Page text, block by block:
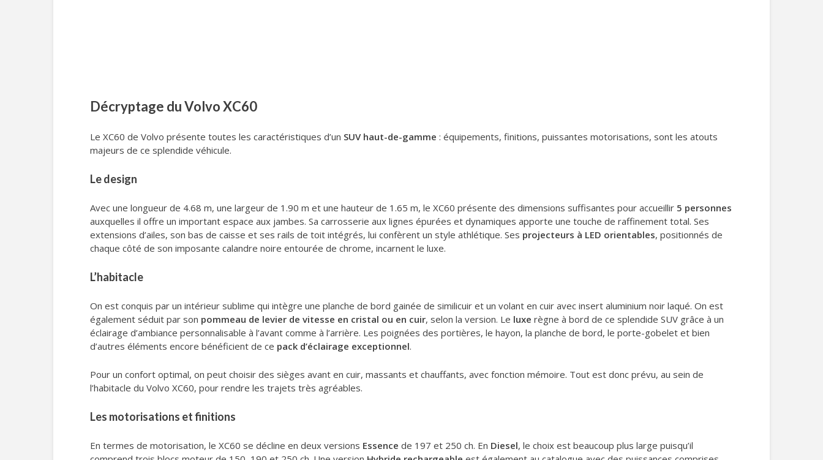
Décryptage du Volvo XC60
Le XC60 de Volvo présente toutes les caractéristiques d’un SUV haut-de-gamme : équipements, finitions, puissantes motorisations, sont les atouts
majeurs de ce splendide véhicule.
Le design
Avec une longueur de 4.68 m, une largeur de 1.90 m et une hauteur de 1.65 m, le XC60 présente des dimensions suffisantes pour accueillir 5 personnes
auxquelles il offre un important espace aux jambes. Sa carrosserie aux lignes épurées et dynamiques apporte une touche de raffinement total. Ses
extensions d’ailes, son bas de caisse et ses rails de toit intégrés, lui confèrent un style athlétique. Ses projecteurs à LED orientables, positionnés de
chaque côté de son imposante calandre noire entourée de chrome, incarnent le luxe.
L’habitacle
On est conquis par un intérieur sublime qui intègre une planche de bord gainée de similicuir et un volant en cuir avec insert aluminium noir laqué. On est
également séduit par son pommeau de levier de vitesse en cristal ou en cuir, selon la version. Le luxe règne à bord de ce splendide SUV grâce à un
éclairage d’ambiance personnalisable à l’avant comme à l’arrière. Les poignées des portières, le hayon, la planche de bord, le porte-gobelet et bien
d’autres éléments encore bénéficient de ce pack d’éclairage exceptionnel.
Pour un confort optimal, on peut choisir des sièges avant en cuir, massants et chauffants, avec fonction mémoire. Tout est donc prévu, au sein de
l’habitacle du Volvo XC60, pour rendre les trajets très agréables.
Les motorisations et finitions
En termes de motorisation, le XC60 se décline en deux versions Essence de 197 et 250 ch. En Diesel, le choix est beaucoup plus large puisqu’il